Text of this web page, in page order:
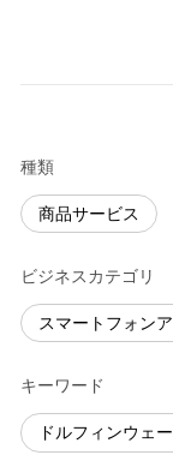
種類
商品サービス
ビジネスカテゴリ
スマートフォン
キーワード
ドルフィンウェ